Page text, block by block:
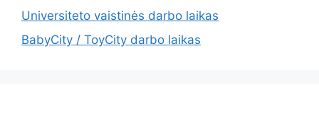
Universiteto vaistinės darbo laikas
BabyCity / ToyCity darbo laikas